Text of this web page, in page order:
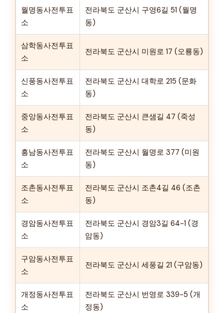
월명동사전투표
소
전라북도 군산시 구영6길 51 (월명
동)
삼학동사전투표
소
전라북도 군산시 미원로 17 (오룡동)
신풍동사전투표
소
전라북도 군산시 대학로 215 (문화
동)
중앙동사전투표
소
전라북도 군산시 큰샘길 47 (죽성
동)
흥남동사전투표
소
전라북도 군산시 월명로 377 (미원
동)
조촌동사전투표
소
전라북도 군산시 조촌4길 46 (조촌
동)
경암동사전투표
소
전라북도 군산시 경암3길 64-1 (경
암동)
구암동사전투표
소
전라북도 군산시 세풍길 21 (구암동)
개정동사전투표
소
전라북도 군산시 번영로 339-5 (개
정동)